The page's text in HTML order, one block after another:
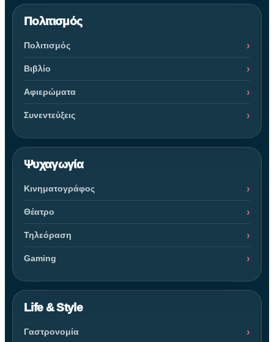
Πολιτισμός
Πολιτισμός
Βιβλίο
Αφιερώματα
Συνεντεύξεις
Ψυχαγωγία
Κινηματογράφος
Θέατρο
Τηλεόραση
Gaming
Life & Style
Γαστρονομία